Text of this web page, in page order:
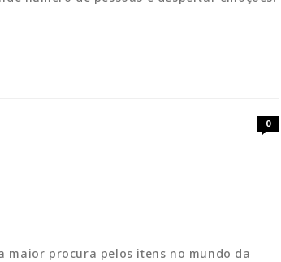
0
maior procura pelos itens no mundo da